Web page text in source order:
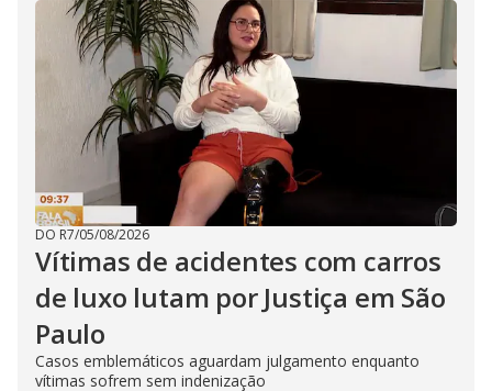
DO R7/05/08/2026
Vítimas de acidentes com carros
de luxo lutam por Justiça em São
Paulo
Casos emblemáticos aguardam julgamento enquanto
vítimas sofrem sem indenização